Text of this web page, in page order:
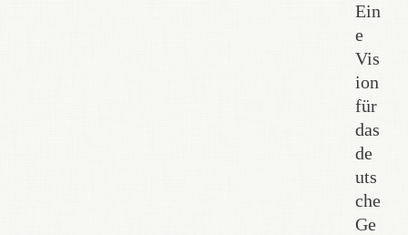
Ein
e
Vis
ion
für
das
de
uts
che
Ge